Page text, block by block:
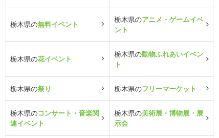
栃木県の無料イベント
栃木県のアニメ・ゲームイベ
ント
栃木県の花イベント
栃木県の動物ふれあいイベン
ト
栃木県の祭り 栃木県のフリーマーケット
栃木県のコンサート・音楽関
連イベント
栃木県の美術展・博物展・展
示会